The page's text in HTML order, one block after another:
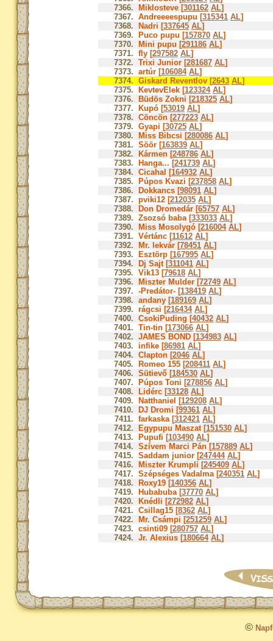
7366.
Miklosteve [301162 AL]
7367. Andreeeespupu [315341 AL]
7368.
Nadri [337645 AL]
7369.
Puco pupu [157870 AL]
7370.
Mini pupu [291186 AL]
7371. fly [297582 AL]
7372. Trixi Junior [281687 AL]
7373. artúr [106084 AL]
7374. Giskard Reventlov [2643 AL]
7375.
KevtevElek [123324 AL]
7376.
Büdös Zokni [218325 AL]
7377.
Kupó [53019 AL]
7378. Cöncön [277223 AL]
7379. Gyapi [30725 AL]
7380.
Miss Bibcsi [280086 AL]
7381. Söör [163839 AL]
7382.
Kármen [248786 AL]
7383.
Hanga... [241739 AL]
7384. Cicahal [164932 AL]
7385.
Púpos Kvazi [237858 AL]
7386.
Dokkancs [98091 AL]
7387. pviki12 [212035 AL]
7388.
Don Dromedár [65757 AL]
7389. Zsozsó baba [333033 AL]
7390.
Miss Mosolygó [216004 AL]
7391. Vértánc [11612 AL]
7392.
Mr. lekvár [78451 AL]
7393.
Esztörp [167995 AL]
7394.
Dj Sajt [311041 AL]
7395. Vik13 [79618 AL]
7396.
Miszter Mulder [72749 AL]
7397. -Predátor- [138419 AL]
7398. andany [189169 AL]
7399. rágcsi [216434 AL]
7400. CsokiPuding [40432 AL]
7401. Tin-tin [173066 AL]
7402. JAMES BOND [134983 AL]
7403. infike [86981 AL]
7404. Clapton [2046 AL]
7405.
Romeo 155 [208411 AL]
7406. Sütievő [184530 AL]
7407.
Púpos Toni [278856 AL]
7408.
Lidérc [33128 AL]
7409.
Natthaniel [129208 AL]
7410.
DJ Dromi [99361 AL]
7411. farkaska [312421 AL]
7412.
Egypupu Maszat [151530 AL]
7413.
Pupufi [103490 AL]
7414. Szívem Marci Pán [157889 AL]
7415. Saddam junior [247444 AL]
7416.
Miszter Krumpli [245409 AL]
7417. Szépséges Vadalma [240351 AL]
7418.
Roxy19 [140356 AL]
7419.
Hubabuba [37770 AL]
7420.
Knédli [272982 AL]
7421. Csillag15 [8362 AL]
7422.
Mr. Csámpi [251259 AL]
7423. csinti09 [280757 AL]
7424. Jr. Alexius [180664 AL]
©